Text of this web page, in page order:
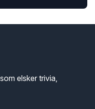
elsker trivia,